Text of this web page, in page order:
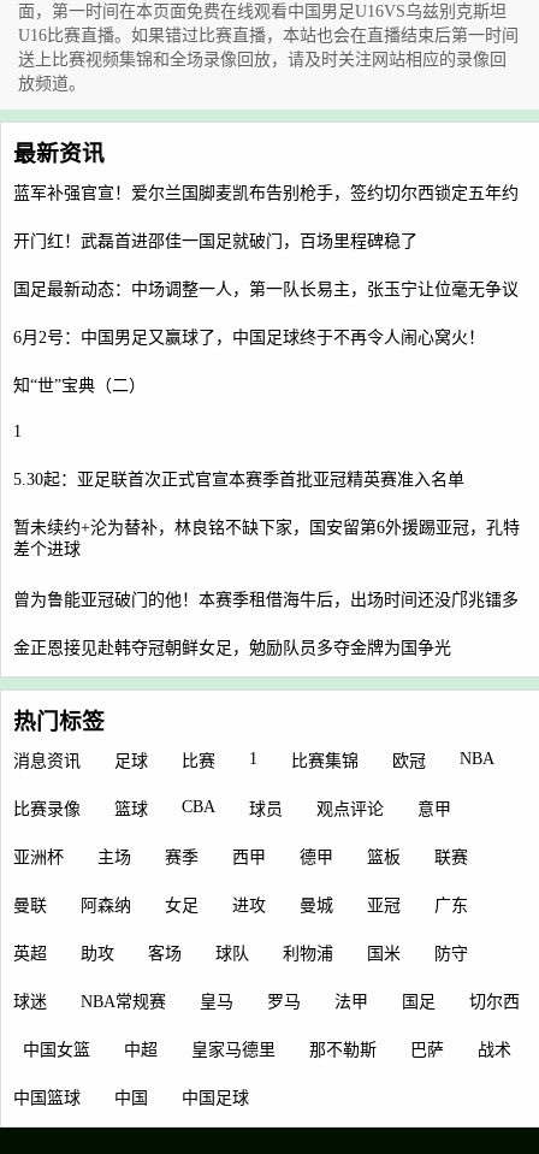
面，第一时间在本页面免费在线观看中国男足U16VS乌兹别克斯坦
U16比赛直播。如果错过比赛直播，本站也会在直播结束后第一时间
送上比赛视频集锦和全场录像回放，请及时关注网站相应的录像回
放频道。
最新资讯
蓝军补强官宣！爱尔兰国脚麦凯布告别枪手，签约切尔西锁定五年约
开门红！武磊首进邵佳一国足就破门，百场里程碑稳了
国足最新动态：中场调整一人，第一队长易主，张玉宁让位毫无争议
6月2号：中国男足又赢球了，中国足球终于不再令人闹心窝火！
知“世”宝典（二）
1
5.30起：亚足联首次正式官宣本赛季首批亚冠精英赛准入名单
暂未续约+沦为替补，林良铭不缺下家，国安留第6外援踢亚冠，孔特
差个进球
曾为鲁能亚冠破门的他！本赛季租借海牛后，出场时间还没邝兆镭多
金正恩接见赴韩夺冠朝鲜女足，勉励队员多夺金牌为国争光
热门标签
消息资讯 足球 比赛 1 比赛集锦 欧冠 NBA
比赛录像 篮球 CBA 球员 观点评论 意甲
亚洲杯 主场 赛季 西甲 德甲 篮板 联赛
曼联 阿森纳 女足 进攻 曼城 亚冠 广东
英超 助攻 客场 球队 利物浦 国米 防守
球迷 NBA常规赛 皇马 罗马 法甲 国足 切尔西
中国女篮 中超 皇家马德里 那不勒斯 巴萨 战术
中国篮球 中国 中国足球